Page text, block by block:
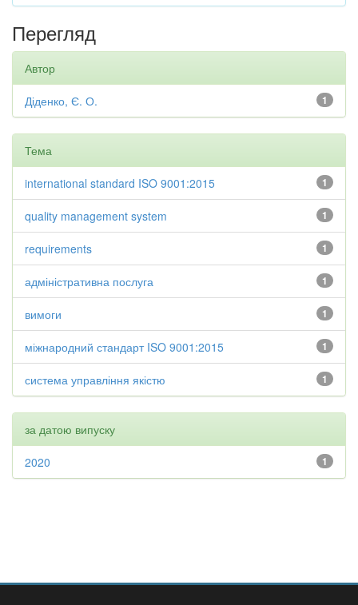
Перегляд
Автор
1
Діденко, Є. О.
Тема
1
international standard ISO 9001:2015
1
quality management system
1
requirements
1
адміністративна послуга
1
вимоги
1
міжнародний стандарт ISO 9001:2015
1
система управління якістю
за датою випуску
1
2020